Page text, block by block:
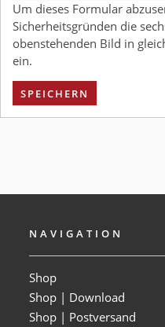
Um dieses Formular
Sicherheitsgründen die
obenstehenden Bild in
ein.
SPEICHERN
NAVIGATION
Shop
Shop | Download
Shop | Postversand